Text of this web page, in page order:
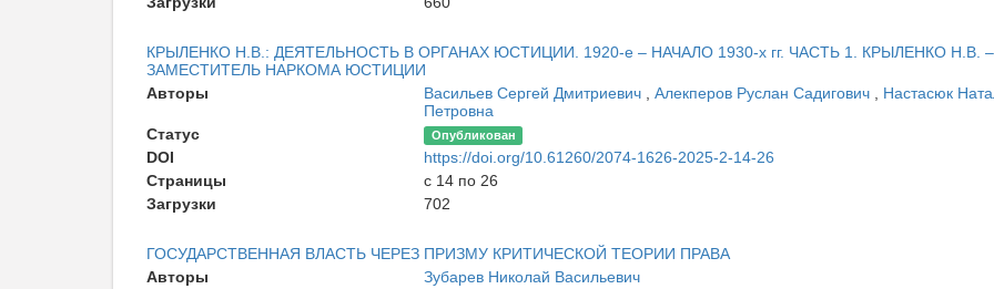
КРЫЛЕНКО Н.В.: ДЕЯТЕЛЬНОСТЬ В ОРГАНАХ ЮСТИЦИИ. 1920-е – НАЧАЛО 1930-х гг. ЧАСТЬ 1. КРЫЛЕНКО Н.В. –
ЗАМЕСТИТЕЛЬ НАРКОМА ЮСТИЦИИ
Авторы
Васильев Сергей Дмитриевич Алекперов Руслан Садигович
Настасюк
Петровна
Статус
Опубликован
DOI
https://doi.org/10.61260/2074-1626-2025-2-14-26
Страницы
с 14 по 26
Загрузки
702
ГОСУДАРСТВЕННАЯ ВЛАСТЬ ЧЕРЕЗ ПРИЗМУ КРИТИЧЕСКОЙ ТЕОРИИ ПРАВА
Авторы
Зубарев Николай Васильевич